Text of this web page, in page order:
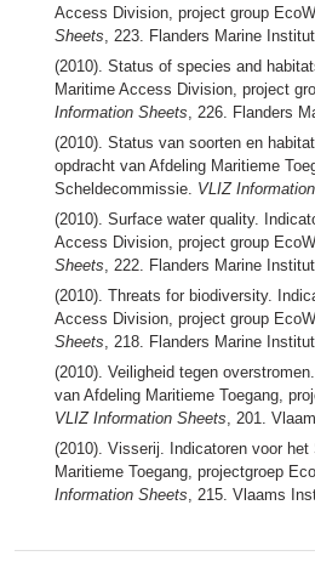
Access Division, project group
Sheets, 223. Flanders Marine
(2010). Status of species and
Maritime Access Division, project
Information Sheets, 226. Flanders
(2010). Status van soorten en
opdracht van Afdeling Maritieme
Scheldecommissie. VLIZ
(2010). Surface water quality.
Access Division, project group
Sheets, 222. Flanders Marine
(2010). Threats for biodiversity.
Access Division, project group
Sheets, 218. Flanders Marine
(2010). Veiligheid tegen
van Afdeling Maritieme Toegang,
VLIZ Information Sheets, 201.
(2010). Visserij. Indicatoren voor
Maritieme Toegang, projectgroep
Information Sheets, 215. Vlaams